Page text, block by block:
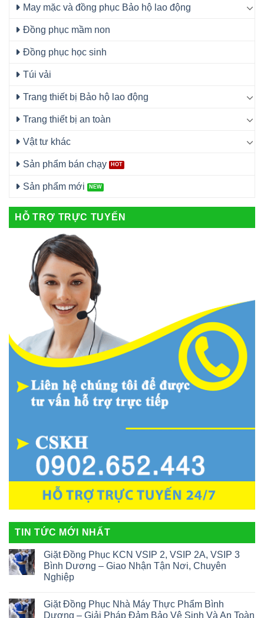
May mặc và đồng phục Bảo hộ lao động
Đồng phục mầm non
Đồng phục học sinh
Túi vải
Trang thiết bị Bảo hộ lao động
Trang thiết bị an toàn
Vật tư khác
Sản phẩm bán chạy
Sản phẩm mới
HỖ TRỢ TRỰC TUYẾN
TIN TỨC MỚI NHẤT
Giặt Đồng Phục KCN VSIP 2, VSIP 2A, VSIP 3
Bình Dương – Giao Nhận Tận Nơi, Chuyên
Nghiệp
Giặt Đồng Phục Nhà Máy Thực Phẩm Bình
Dương – Giải Pháp Đảm Bảo Vệ Sinh Và An Toàn